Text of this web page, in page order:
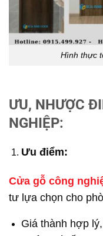
Hình thực
ƯU, NHƯỢC
NGHIỆP:
Ưu điểm:
Cửa gỗ công
tư lựa chọn cho
Giá thành hợp